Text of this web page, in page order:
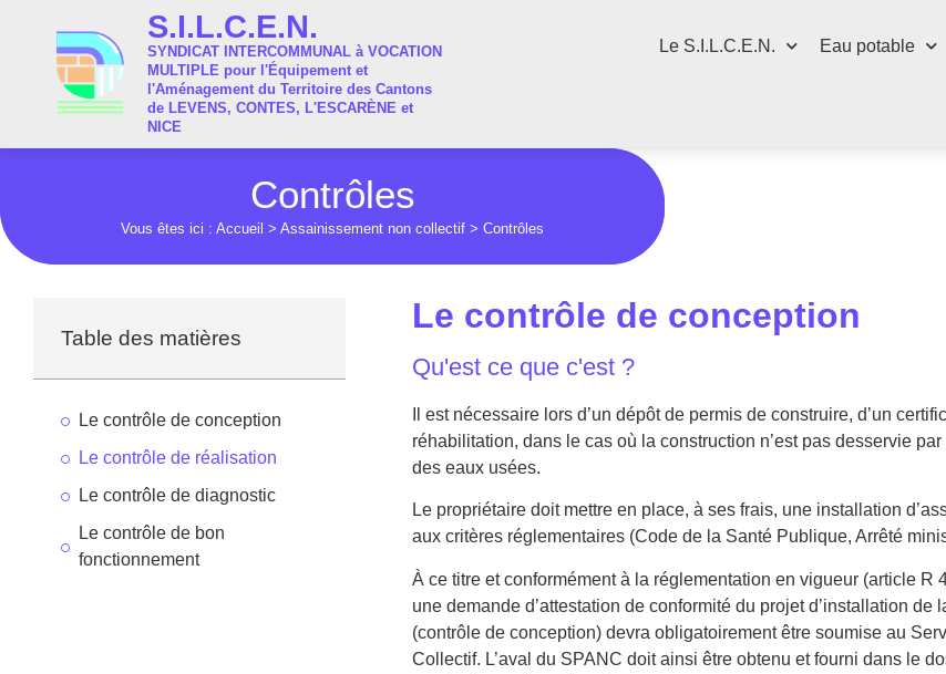
S.I.L.C.E.N.
SYNDICAT INTERCOMMUNAL à VOCATION
MULTIPLE pour l'Équipement et
l'Aménagement du Territoire des Cantons
de LEVENS, CONTES, L'ESCARÈNE et
NICE
Le S.I.L.C.E.N. Eau potable
Contrôles
Vous êtes ici : Accueil > Assainissement non collectif > Contrôles
Table des matières
Le contrôle de conception
Le contrôle de réalisation
Le contrôle de diagnostic
Le contrôle de bon
fonctionnement
Le contrôle de conception
Qu'est ce que c'est ?
Il est nécessaire lors d’un dépôt de permis de construire, d’un
réhabilitation, dans le cas où la construction n’est pas desservie
des eaux usées.
Le propriétaire doit mettre en place, à ses frais, une installation
aux critères réglementaires (Code de la Santé Publique, Arrêté
À ce titre et conformément à la réglementation en vigueur (article R
une demande d’attestation de conformité du projet d’installation de
(contrôle de conception) devra obligatoirement être soumise au
Collectif. L’aval du SPANC doit ainsi être obtenu et fourni dans le